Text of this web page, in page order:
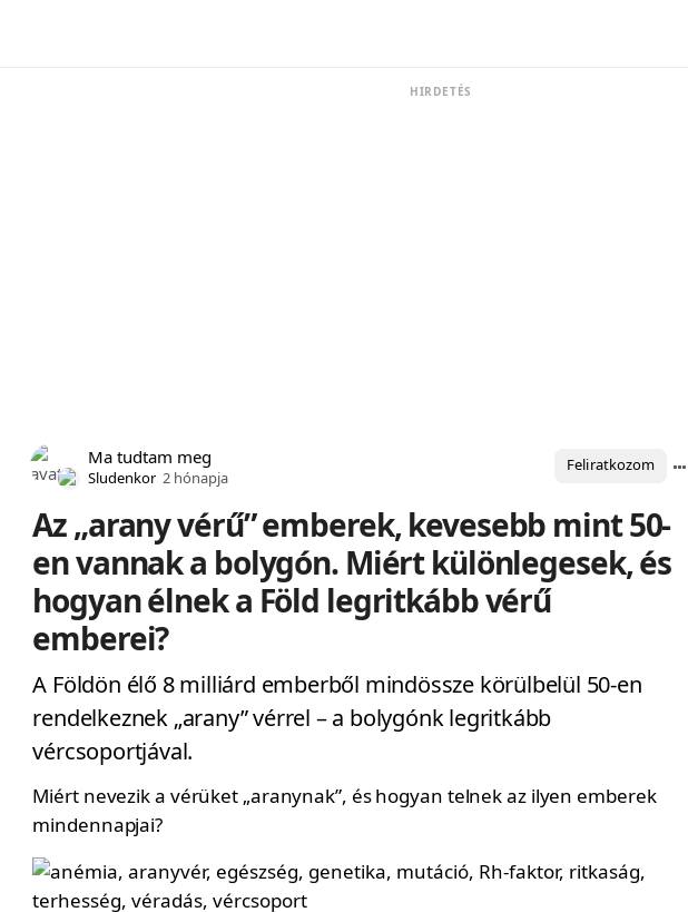
HIRDETÉS
Ma tudtam meg
Sludenkor 2 hónapja
Feliratkozom
Az „arany vérű” emberek, kevesebb mint 50-
en vannak a bolygón. Miért különlegesek, és
hogyan élnek a Föld legritkább vérű
emberei?
A Földön élő 8 milliárd emberből mindössze körülbelül 50-en
rendelkeznek „arany” vérrel – a bolygónk legritkább
vércsoportjával.
Miért nevezik a vérüket „aranynak”, és hogyan telnek az ilyen emberek
mindennapjai?